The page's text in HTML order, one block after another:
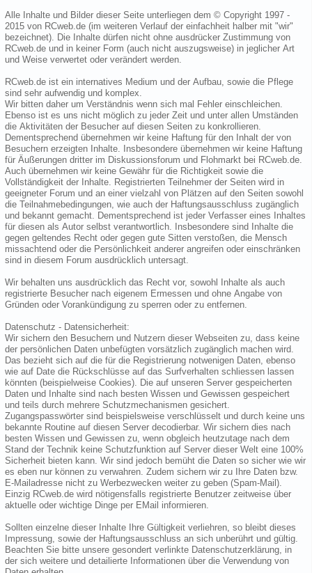
Alle Inhalte und Bilder dieser Seite unterliegen dem © Copyright 1997 -
2015 von RCweb.de (im weiteren Verlauf der einfachheit halber mit "wir"
bezeichnet). Die Inhalte dürfen nicht ohne ausdrücker Zustimmung von
RCweb.de und in keiner Form (auch nicht auszugsweise) in jeglicher Art
und Weise verwertet oder verändert werden.
RCweb.de ist ein internatives Medium und der Aufbau, sowie die Pflege
sind sehr aufwendig und komplex.
Wir bitten daher um Verständnis wenn sich mal Fehler einschleichen.
Ebenso ist es uns nicht möglich zu jeder Zeit und unter allen Umständen
die Aktivitäten der Besucher auf diesen Seiten zu konkrollieren.
Dementsprechend übernehmen wir keine Haftung für den Inhalt der von
Besuchern erzeigten Inhalte. Insbesondere übernehmen wir keine Haftung
für Äußerungen dritter im Diskussionsforum und Flohmarkt bei RCweb.de.
Auch übernehmen wir keine Gewähr für die Richtigkeit sowie die
Vollständigkeit der Inhalte. Registrierten Teilnehmer der Seiten wird in
geeigneter Forum und an einer vielzahl von Plätzen auf den Seiten sowohl
die Teilnahmebedingungen, wie auch der Haftungsausschluss zugänglich
und bekannt gemacht. Dementsprechend ist jeder Verfasser eines Inhaltes
für diesen als Autor selbst verantwortlich. Insbesondere sind Inhalte die
gegen geltendes Recht oder gegen gute Sitten verstoßen, die Mensch
missachtend oder die Persönlichkeit anderer angreifen oder einschränken
sind in diesem Forum ausdrücklich untersagt.
Wir behalten uns ausdrücklich das Recht vor, sowohl Inhalte als auch
registrierte Besucher nach eigenem Ermessen und ohne Angabe von
Gründen oder Vorankündigung zu sperren oder zu entfernen.
Datenschutz - Datensicherheit:
Wir sichern den Besuchern und Nutzern dieser Webseiten zu, dass keine
der persönlichen Daten unbefügten vorsätzlich zugänglich machen wird.
Das bezieht sich auf die für die Registrierung notwenigen Daten, ebenso
wie auf Date die Rückschlüsse auf das Surfverhalten schliessen lassen
könnten (beispielweise Cookies). Die auf unseren Server gespeicherten
Daten und Inhalte sind nach besten Wissen und Gewissen gespeichert
und teils durch mehrere Schutzmechanismen gesichert.
Zugangspasswörter sind beispielsweise verschlüsselt und durch keine uns
bekannte Routine auf diesen Server decodierbar. Wir sichern dies nach
besten Wissen und Gewissen zu, wenn obgleich heutzutage nach dem
Stand der Technik keine Schutzfunktion auf Server dieser Welt eine 100%
Sicherheit bieten kann. Wir sind jedoch bemüht die Daten so sicher wie wir
es eben nur können zu verwahren. Zudem sichern wir zu Ihre Daten bzw.
E-Mailadresse nicht zu Werbezwecken weiter zu geben (Spam-Mail).
Einzig RCweb.de wird nötigensfalls registrierte Benutzer zeitweise über
aktuelle oder wichtige Dinge per EMail informieren.
Sollten einzelne dieser Inhalte Ihre Gültigkeit verliehren, so bleibt dieses
Impressung, sowie der Haftungsausschluss an sich unberührt und gültig.
Beachten Sie bitte unsere gesondert verlinkte Datenschutzerklärung, in
der sich weitere und detailierte Informationen über die Verwendung von